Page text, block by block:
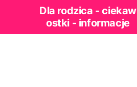
Dla rodzica - ciekaw
ostki - informacje